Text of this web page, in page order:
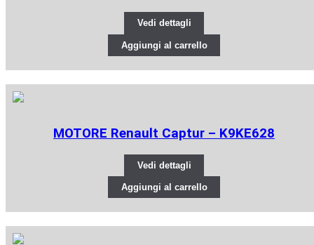
Vedi dettagli
Aggiungi al carrello
MOTORE Renault Captur – K9KE628
Vedi dettagli
Aggiungi al carrello